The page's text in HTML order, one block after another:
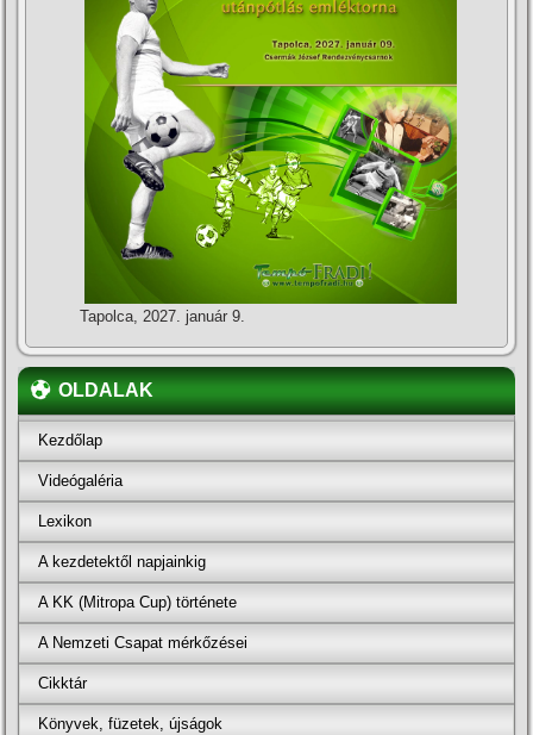
Tapolca, 2027. január 9.
OLDALAK
Kezdőlap
Videógaléria
Lexikon
A kezdetektől napjainkig
A KK (Mitropa Cup) története
A Nemzeti Csapat mérkőzései
Cikktár
Könyvek, füzetek, újságok